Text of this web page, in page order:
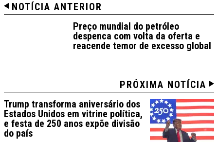
NOTÍCIA ANTERIOR
Preço mundial do petróleo
despenca com volta da oferta e
reacende temor de excesso global
PRÓXIMA NOTÍCIA
Trump transforma aniversário dos
Estados Unidos em vitrine política,
e festa de 250 anos expõe divisão
do país